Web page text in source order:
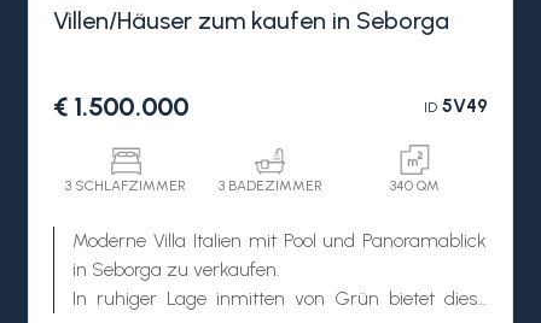
Villen/Häuser zum kaufen in Seborga
€ 1.500.000 ID5V49
3 SCHLAFZIMMER 3 BADEZIMMER 340 QM
Moderne Villa Italien mit Pool und Panoramablick
in Seborga zu verkaufen.
In ruhiger Lage inmitten von Grün bietet diese